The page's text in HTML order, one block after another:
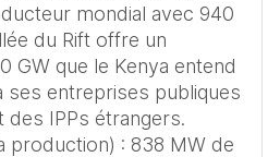
mondial avec 940
du Rift offre un
GW que le Kenya entend
ses entreprises publiques
des IPPs étrangers.
production) : 838 MW de